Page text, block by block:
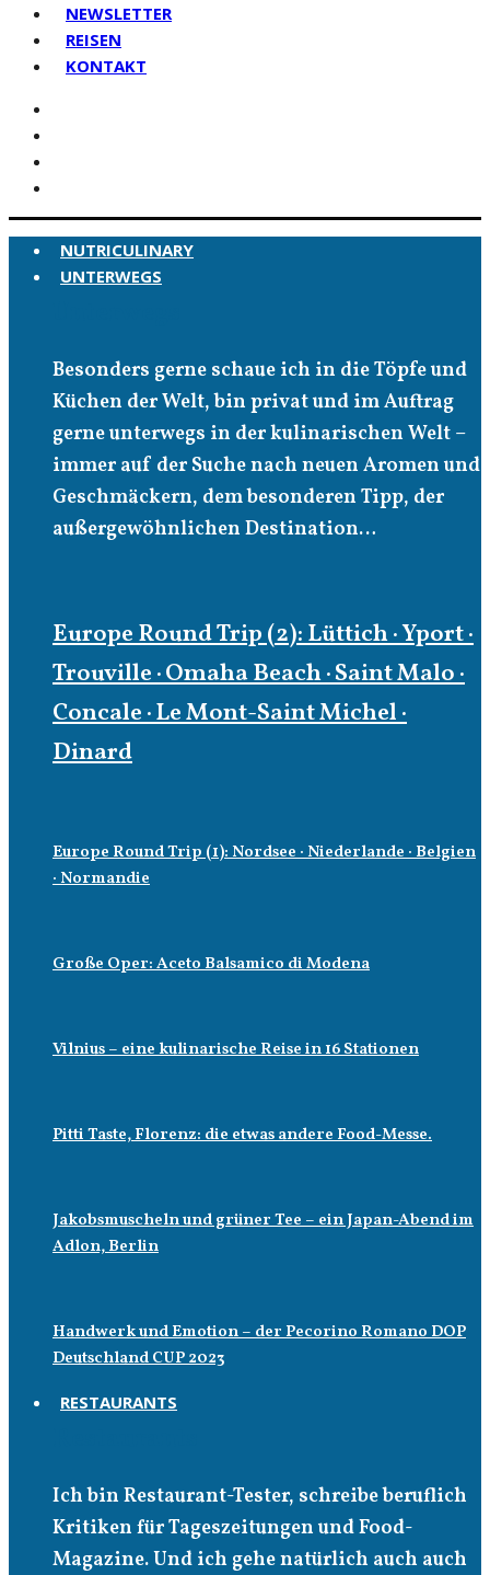
NEWSLETTER
REISEN
KONTAKT
NUTRICULINARY
UNTERWEGS
Besonders gerne schaue ich in die Töpfe und
Küchen der Welt, bin privat und im Auftrag
gerne unterwegs in der kulinarischen Welt –
immer auf der Suche nach neuen Aromen und
Geschmäckern, dem besonderen Tipp, der
außergewöhnlichen Destination…
Europe Round Trip (2): Lüttich · Yport ·
Trouville · Omaha Beach · Saint Malo ·
Concale · Le Mont-Saint Michel ·
Dinard
Europe Round Trip (1): Nordsee · Niederlande · Belgien
· Normandie
Große Oper: Aceto Balsamico di Modena
Vilnius – eine kulinarische Reise in 16 Stationen
Pitti Taste, Florenz: die etwas andere Food-Messe.
Jakobsmuscheln und grüner Tee – ein Japan-Abend im
Adlon, Berlin
Handwerk und Emotion – der Pecorino Romano DOP
Deutschland CUP 2023
RESTAURANTS
Ich bin Restaurant-Tester, schreibe beruflich
Kritiken für Tageszeitungen und Food-
Magazine. Und ich gehe natürlich auch auch